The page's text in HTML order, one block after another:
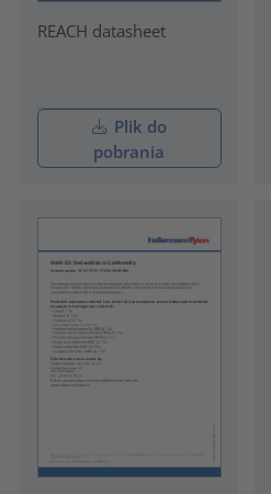
REACH datasheet
Plik do
pobrania